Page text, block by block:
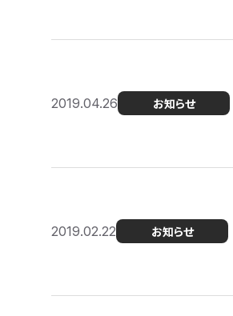
2019.04.26 お知らせ
2019.02.22 お知らせ